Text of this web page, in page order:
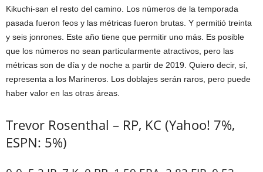
Kikuchi-san el resto del camino. Los números de la temporada
pasada fueron feos y las métricas fueron brutas. Y permitió treinta
y seis jonrones. Este año tiene que permitir uno más. Es posible
que los números no sean particularmente atractivos, pero las
métricas son de día y de noche a partir de 2019. Quiero decir, sí,
representa a los Marineros. Los doblajes serán raros, pero puede
haber valor en las otras áreas.
Trevor Rosenthal – RP, KC (Yahoo! 7%,
ESPN: 5%)